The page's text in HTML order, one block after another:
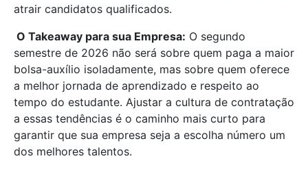
atrair candidatos qualificados.
O Takeaway para sua Empresa: O segundo
semestre de 2026 não será sobre quem paga a maior
bolsa-auxílio isoladamente, mas sobre quem oferece
a melhor jornada de aprendizado e respeito ao
tempo do estudante. Ajustar a cultura de contratação
a essas tendências é o caminho mais curto para
garantir que sua empresa seja a escolha número um
dos melhores talentos.